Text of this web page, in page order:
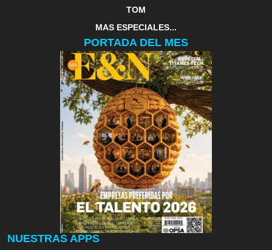
TOM
MAS ESPECIALES...
PORTADA DEL MES
NUESTRAS APPS